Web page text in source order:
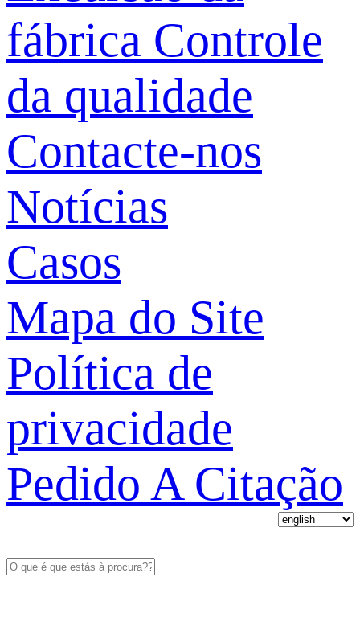
fábrica Controle
da qualidade
Contacte-nos
Notícias
Casos
Mapa do Site
Política de
privacidade
Pedido A Citação